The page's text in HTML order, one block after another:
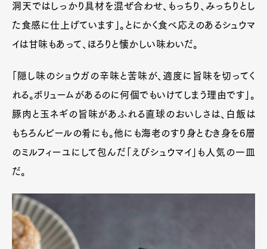
洞天ではしっかり具材を混ぜ合わせ、もっちり、みっちりとし
た食感に仕上げています」。とにかく食べ応えのあるシュウマ
イは甘味もあって、ほろりと懐かしい味わいだ。
「隠し味のショウガの辛味と苦味が、適度に旨味を切ってく
れる。ボリュームがあるのに何個でもいけてしまう理由です」。
豚肉と玉ネギの旨味があふれる直球のおいしさは、白飯は
もちろんビールの肴にも。他にも海老のすり身とむき身を6層
のミルフィーユにして包んだ「えびシュウマイ」も人気の一皿
だ。